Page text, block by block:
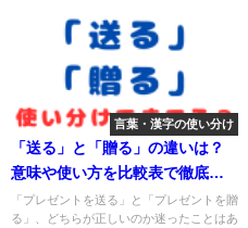
言葉・漢字の使い分け
「送る」と「贈る」の違いは？
意味や使い方を比較表で徹底解
説！
「プレゼントを送る」と「プレゼントを贈
る」、どちらが正しいのか迷ったことはあ